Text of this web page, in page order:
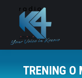
TRENING O